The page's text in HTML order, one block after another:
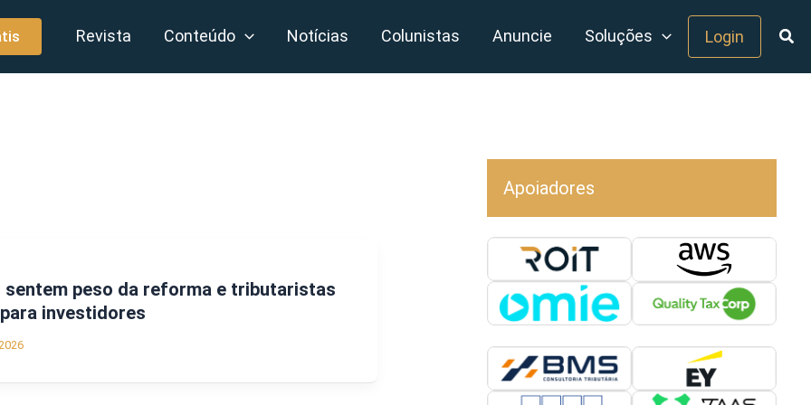
Revista Conteúdo Notícias Colunistas Anuncie Soluções Login
sentem peso da reforma e tributaristas
investidores
Apoiadores